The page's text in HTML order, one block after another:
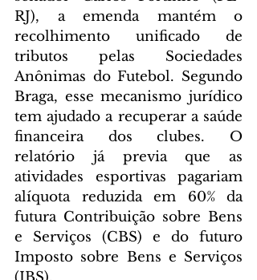
RJ), a emenda mantém o
recolhimento unificado de
tributos pelas Sociedades
Anônimas do Futebol. Segundo
Braga, esse mecanismo jurídico
tem ajudado a recuperar a saúde
financeira dos clubes. O
relatório já previa que as
atividades esportivas pagariam
alíquota reduzida em 60% da
futura Contribuição sobre Bens
e Serviços (CBS) e do futuro
Imposto sobre Bens e Serviços